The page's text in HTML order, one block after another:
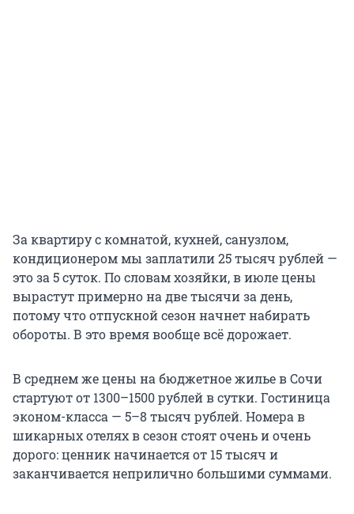
За квартиру с комнатой, кухней, санузлом,
кондиционером мы заплатили 25 тысяч рублей —
это за 5 суток. По словам хозяйки, в июле цены
вырастут примерно на две тысячи за день,
потому что отпускной сезон начнет набирать
обороты. В это время вообще всё дорожает.
В среднем же цены на бюджетное жилье в Сочи
стартуют от 1300–1500 рублей в сутки. Гостиница
эконом-класса — 5–8 тысяч рублей. Номера в
шикарных отелях в сезон стоят очень и очень
дорого: ценник начинается от 15 тысяч и
заканчивается неприлично большими суммами.